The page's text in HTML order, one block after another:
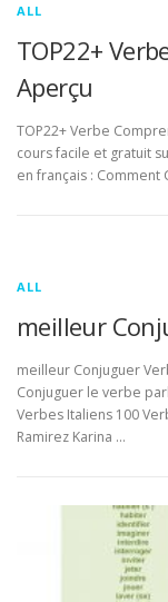
ALL
TOP22+
Aperçu
TOP22+ Verbe
cours facile et gratuit
en français : Comment
ALL
meilleur
meilleur Conjuguer
Conjuguer le verbe
Verbes Italiens 100
Ramirez Karina …